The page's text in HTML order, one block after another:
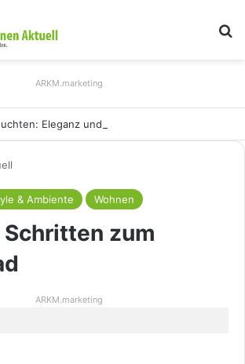
ARKM.marketing
& Ambiente Wohnen
zum
ARKM.marketing